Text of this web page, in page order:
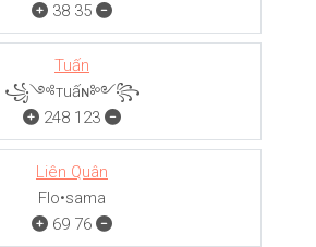
38 35
Tuấn
꧁༺тuấɴ༻꧂
248 123
Liên Quân
Flo•sama
69 76